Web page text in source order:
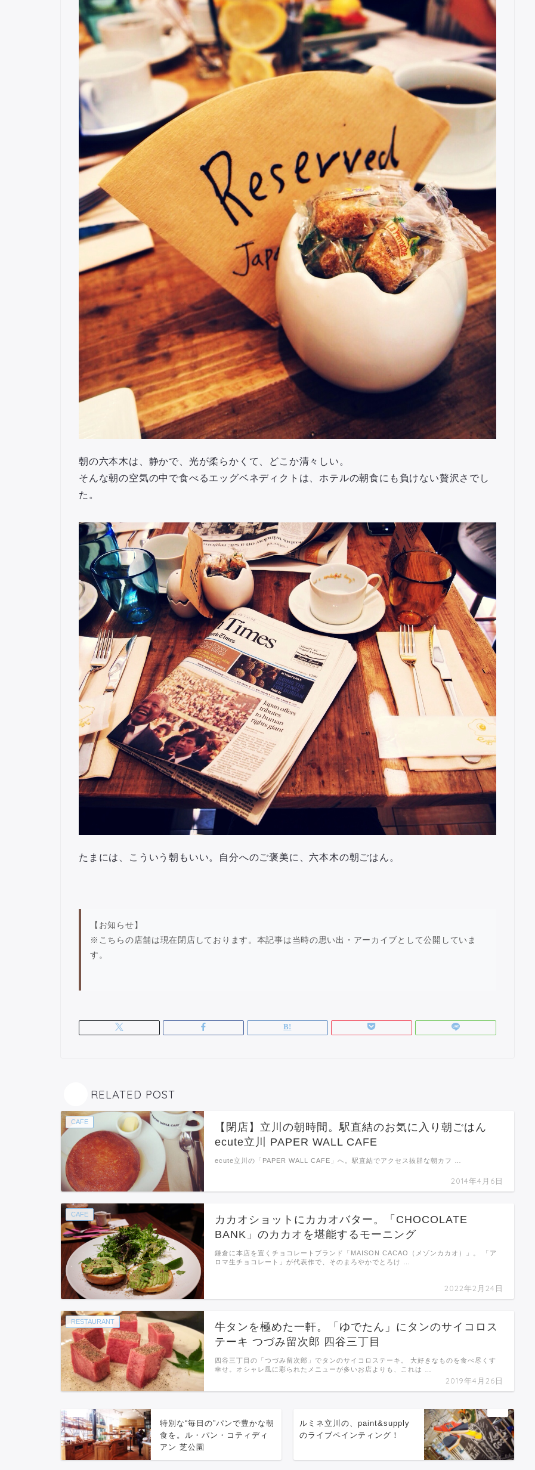
朝の六本木は、静かで、光が柔らかくて、どこか清々しい。
そんな朝の空気の中で食べるエッグベネディクトは、ホテルの朝食にも負けない贅沢さでし
た。
たまには、こういう朝もいい。自分へのご褒美に、六本木の朝ごはん。
【お知らせ】
※こちらの店舗は現在閉店しております。本記事は当時の思い出・アーカイブとして公開していま
す。
RELATED POST
CAFE
【閉店】立川の朝時間。駅直結のお気に入り朝ごはん
ecute立川 PAPER WALL CAFE
2014年4月6日
ecute立川の「PAPER WALL CAFE」へ。駅直結でアクセス抜群な朝カフ …
CAFE
カカオショットにカカオバター。「CHOCOLATE
BANK」のカカオを堪能するモーニング
2022年2月24日
鎌倉に本店を置くチョコレートブランド「MAISON CACAO（メゾンカカオ）」。 「ア
ロマ生チョコレート」が代表作で、そのまろやかでとろけ …
RESTAURANT
牛タンを極めた一軒。「ゆでたん」にタンのサイコロス
テーキ つづみ留次郎 四谷三丁目
2019年4月26日
四谷三丁目の「つづみ留次郎」でタンのサイコロステーキ。 大好きなものを食べ尽くす
幸せ。オシャレ風に彩られたメニューが多いお店よりも、これは …
特別な“毎日の”パンで豊かな朝
食を。ル・パン・コティディ
アン 芝公園
ルミネ立川の、paint&supply
のライブペインティング！